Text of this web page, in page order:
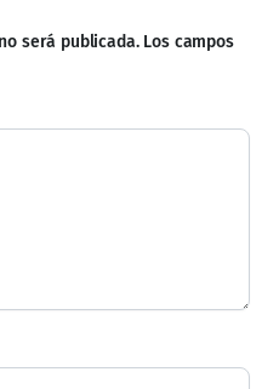
será publicada. Los campos